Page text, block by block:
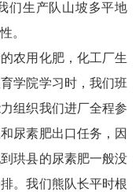
们生产队山坡多平地
。
农用化肥，化工厂生
学院学习时，我们班
组织我们进厂全程参
尿素肥出口任务，因
珙县的尿素肥一般没
。我们熊队长平时根